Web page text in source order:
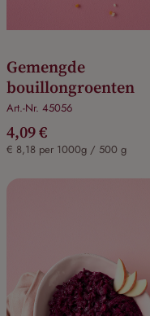
Gemengde
bouillongroenten
Art.-Nr. 45056
4,09 €
€ 8,18 per 1000g / 500 g